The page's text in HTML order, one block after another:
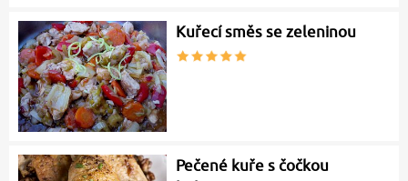
Kuřecí směs se zeleninou
Pečené kuře s čočkou